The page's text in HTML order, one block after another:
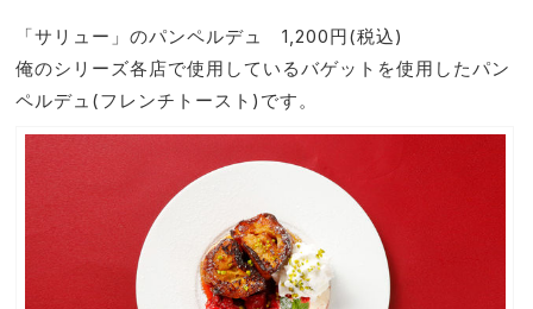
「サリュー」のパンペルデュ 1,200円(税込)
俺のシリーズ各店で使用しているバゲットを使用したパン
ペルデュ(フレンチトースト)です。